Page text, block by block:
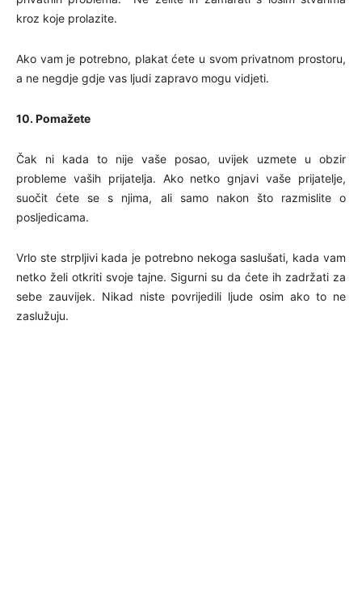
kroz koje prolazite.
Ako vam je potrebno, plakat ćete u svom privatnom prostoru,
a ne negdje gdje vas ljudi zapravo mogu vidjeti.
10. Pomažete
Čak ni kada to nije vaše posao, uvijek uzmete u obzir
probleme vaših prijatelja. Ako netko gnjavi vaše prijatelje,
suočit ćete se s njima, ali samo nakon što razmislite o
posljedicama.
Vrlo ste strpljivi kada je potrebno nekoga saslušati, kada vam
netko želi otkriti svoje tajne. Sigurni su da ćete ih zadržati za
sebe zauvijek. Nikad niste povrijedili ljude osim ako to ne
zaslužuju.